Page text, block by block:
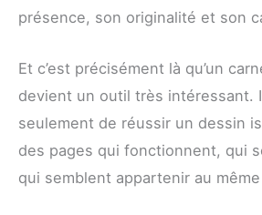
présence, son originalité et son
Et c’est précisément là qu’un
devient un outil très intéressant.
seulement de réussir un dessin
des pages qui fonctionnent, qui
qui semblent appartenir au